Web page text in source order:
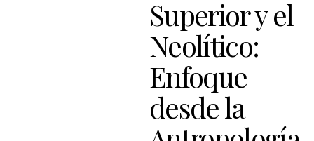
Superior y el
Neolítico:
Enfoque
desde la